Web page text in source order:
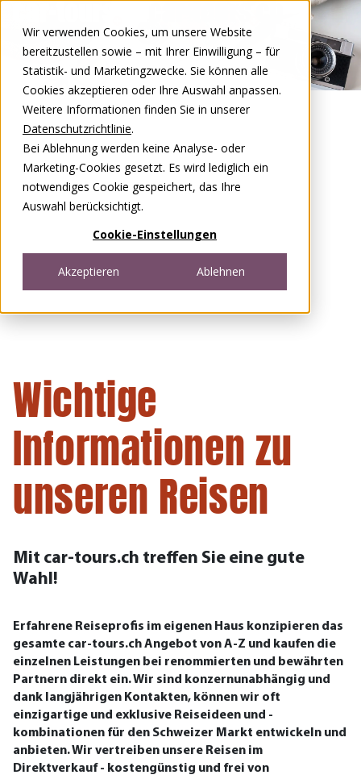
Wir verwenden Cookies, um unsere Website
bereitzustellen sowie – mit Ihrer Einwilligung – für
Statistik- und Marketingzwecke. Sie können alle
Cookies akzeptieren oder Ihre Auswahl anpassen.
Weitere Informationen finden Sie in unserer
Datenschutzrichtlinie.
Bei Ablehnung werden keine Analyse- oder
Marketing-Cookies gesetzt. Es wird lediglich ein
notwendiges Cookie gespeichert, das Ihre
Auswahl berücksichtigt.
Cookie-Einstellungen
Akzeptieren Ablehnen
DEFR
Open menu
Wichtige
Informationen zu
unseren Reisen
Mit car-tours.ch treffen Sie eine gute
Wahl!
Erfahrene Reiseprofis im eigenen Haus konzipieren das
gesamte car-tours.ch Angebot von A-Z und kaufen die
einzelnen Leistungen bei renommierten und bewährten
Partnern direkt ein. Wir sind konzernunabhängig und
dank langjährigen Kontakten, können wir oft
einzigartige und exklusive Reiseideen und -
kombinationen für den Schweizer Markt entwickeln und
anbieten. Wir vertreiben unsere Reisen im
Direktverkauf - kostengünstig und frei von